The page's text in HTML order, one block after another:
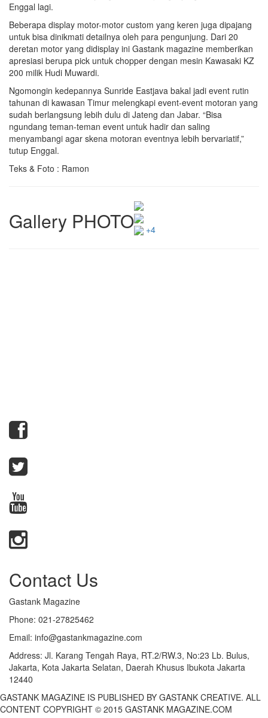
Enggal lagi.
Beberapa display motor-motor custom yang keren juga dipajang
untuk bisa dinikmati detailnya oleh para pengunjung. Dari 20
deretan motor yang didisplay ini Gastank magazine memberikan
apresiasi berupa pick untuk chopper dengan mesin Kawasaki KZ
200 milik Hudi Muwardi.
Ngomongin kedepannya Sunride Eastjava bakal jadi event rutin
tahunan di kawasan Timur melengkapi event-event motoran yang
sudah berlangsung lebih dulu di Jateng dan Jabar. “Bisa
ngundang teman-teman event untuk hadir dan saling
menyambangi agar skena motoran eventnya lebih bervariatif,”
tutup Enggal.
Teks & Foto : Ramon
Gallery PHOTO +4
Contact Us
Gastank Magazine
Phone: 021-27825462
Email: info@gastankmagazine.com
Address: Jl. Karang Tengah Raya, RT.2/RW.3, No:23 Lb. Bulus,
Jakarta, Kota Jakarta Selatan, Daerah Khusus Ibukota Jakarta
12440
GASTANK MAGAZINE IS PUBLISHED BY GASTANK CREATIVE. ALL
CONTENT COPYRIGHT © 2015 GASTANK MAGAZINE.COM